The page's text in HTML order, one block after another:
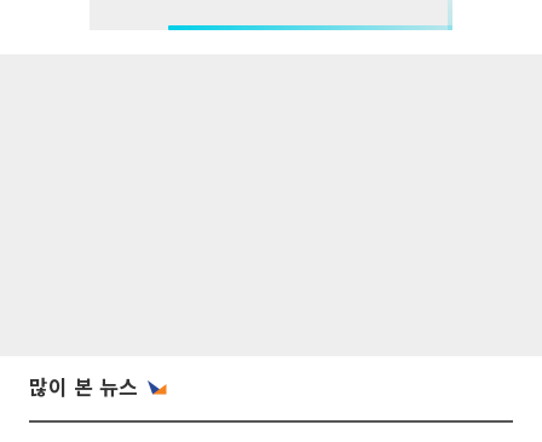
많이 본 뉴스